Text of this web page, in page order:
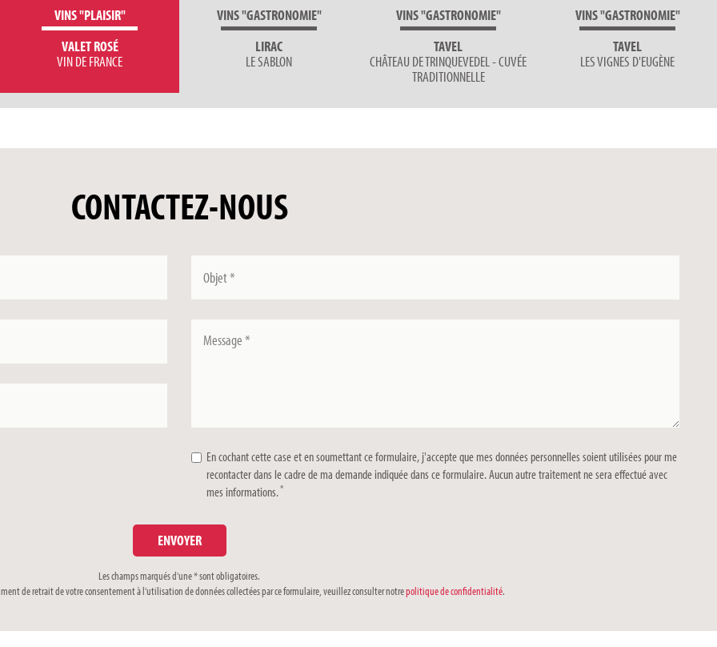
VINS "PLAISIR"
VALET ROSÉ
VIN DE FRANCE
VINS "GASTRONOMIE"
LIRAC
LE SABLON
VINS "GASTRONOMIE"
TAVEL
CHÂTEAU DE TRINQUEVEDEL - CUVÉE
TRADITIONNELLE
VINS "GASTRONOMIE"
TAVEL
LES VIGNES D'EUGÈNE
CONTACTEZ-NOUS
En cochant cette case et en soumettant ce formulaire, j'accepte que mes données personnelles soient utilisées pour me
recontacter dans le cadre de ma demande indiquée dans ce formulaire. Aucun autre traitement ne sera effectué avec
mes informations.*
Les champs marqués d'une * sont obligatoires.
de retrait de votre consentement à l'utilisation de données collectées par ce formulaire, veuillez consulter notrepolitique de confidentialité.